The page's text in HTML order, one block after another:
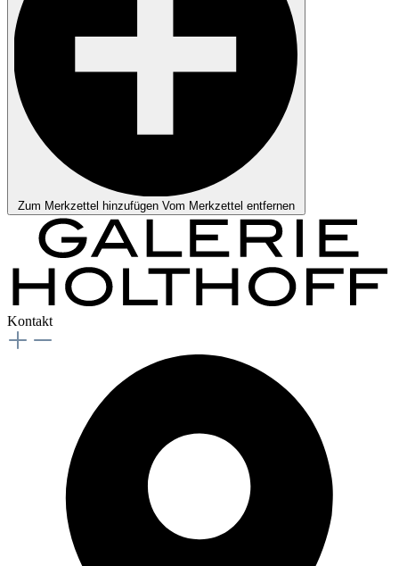
Zum Merkzettel hinzufügen Vom Merkzettel entfernen
Kontakt